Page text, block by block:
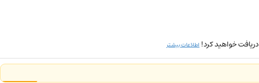
دریافت خواهید کرد! اطلاعات بیشتر